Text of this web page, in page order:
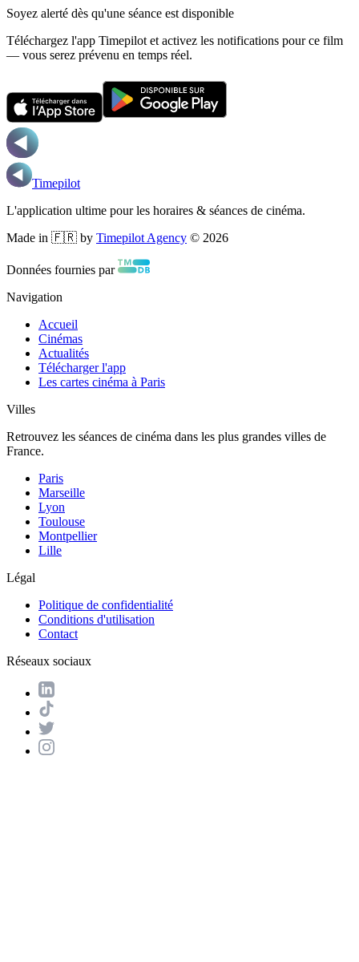
Soyez alerté dès qu'une séance est disponible
Téléchargez l'app Timepilot et activez les notifications pour ce film
— vous serez prévenu en temps réel.
Timepilot
L'application ultime pour les horaires & séances de cinéma.
Made in 🇫🇷 by Timepilot Agency © 2026
Données fournies par
Navigation
Accueil
Cinémas
Actualités
Télécharger l'app
Les cartes cinéma à Paris
Villes
Retrouvez les séances de cinéma dans les plus grandes villes de
France.
Paris
Marseille
Lyon
Toulouse
Montpellier
Lille
Légal
Politique de confidentialité
Conditions d'utilisation
Contact
Réseaux sociaux